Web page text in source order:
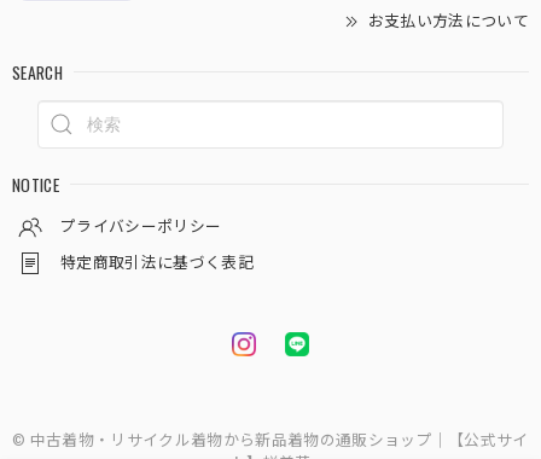
お支払い方法について
SEARCH
NOTICE
プライバシーポリシー
特定商取引法に基づく表記
© 中古着物・リサイクル着物から新品着物の通販ショップ｜【公式サイ